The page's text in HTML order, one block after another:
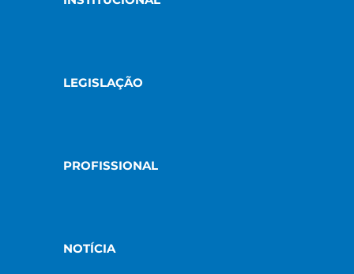
LEGISLAÇÃO
PROFISSIONAL
NOTÍCIA